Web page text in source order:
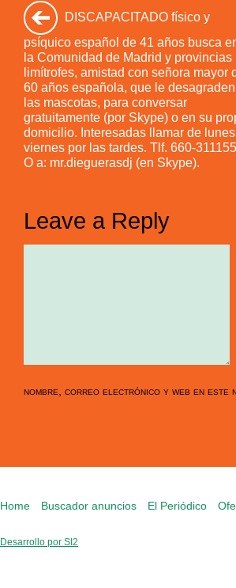
DISCAPACITADO físico y
psíquico español de 41 años busca
la Comunidad de Madrid y provincias
limítrofes, amistad con señora mayor
60 años española, que le desagraden
las mascotas, para conversar
gratuitamente (por Skype) o en su
domicilio. Interesadas llamar de
viernes por las tardes. Tlf. 660-
O a: mr.dieguerasdj (en Skype).
Leave a Reply
nombre, correo electrónico y web en este
Home Buscador anuncios El Periódico
Desarrollo por SI2